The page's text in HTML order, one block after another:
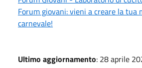
Forum giovani: vieni a creare la tua
carnevale!
Ultimo aggiornamento: 28 aprile